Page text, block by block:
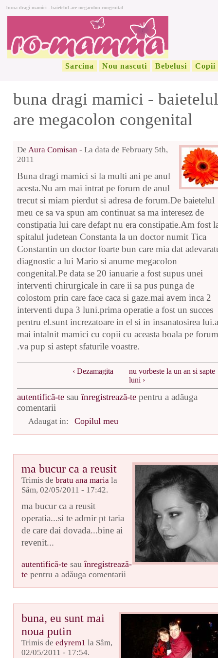
buna dragi mamici - baietelul are megacolon congenital
Sarcina Nou nascuti Bebelusi Copii
buna dragi mamici - baietelul
are megacolon congenital
De Aura Comisan - La data de February 5th,
2011
Buna dragi mamici si la multi ani pe anul
acesta.Nu am mai intrat pe forum de anul
trecut si miam pierdut si adresa de forum.De baietelul
meu ce sa va spun am continuat sa ma interesez de
constipatia lui care defapt nu era constipatie.Am fost
spitalul judetean Constanta la un doctor numit Tica
Constantin un doctor foarte bun care mia dat
diagnostic a lui Mario si anume megacolon
congenital.Pe data se 20 ianuarie a fost supus unei
interventi chirurgicale in care ii sa pus punga de
colostom prin care face caca si gaze.mai avem inca 2
interventi dupa 3 luni.prima operatie a fost un succes
pentru el.sunt increzatoare in el si in insanatosirea
mai intalnit mamici cu copii cu aceasta boala pe forum
.va pup si astept sfaturile voastre.
‹ Dezamagita
nu vorbeste la un an si sapte
luni ›
autentifică-te sauînregistrează-te pentru a adăuga
comentarii
Adaugat in: Copilul meu
ma bucur ca a reusit
Trimis de bratu ana maria la
Sâm, 02/05/2011 - 17:42.
ma bucur ca a reusit
operatia...si te admir pt taria
de care dai dovada...bine ai
revenit...
autentifică-te sauînregistrează-
te pentru a adăuga comentarii
buna, eu sunt mai
noua putin
Trimis de edyrem1 la Sâm,
02/05/2011 - 17:54.